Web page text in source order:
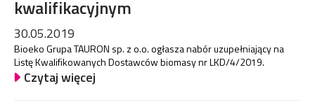
kwalifikacyjnym
30.05.2019
Bioeko Grupa TAURON sp. z o.o. ogłasza nabór uzupełniający na
Listę Kwalifikowanych Dostawców biomasy nr LKD/4/2019.
Czytaj więcej